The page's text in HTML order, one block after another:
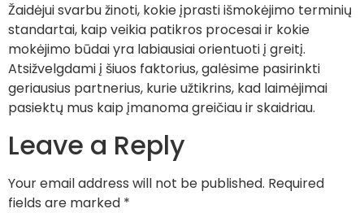
Žaidėjui svarbu žinoti, kokie įprasti išmokėjimo terminių
standartai, kaip veikia patikros procesai ir kokie
mokėjimo būdai yra labiausiai orientuoti į greitį.
Atsižvelgdami į šiuos faktorius, galėsime pasirinkti
geriausius partnerius, kurie užtikrins, kad laimėjimai
pasiektų mus kaip įmanoma greičiau ir skaidriau.
Leave a Reply
Your email address will not be published. Required
fields are marked *